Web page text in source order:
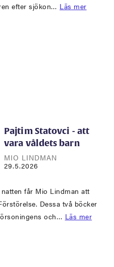
efter sjökon… Läs mer
Pajtim Statovci - att
vara våldets barn
MIO LINDMAN
29.5.2026
får Mio Lindman att
Dessa två böcker
och… Läs mer